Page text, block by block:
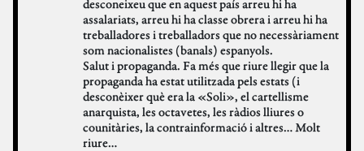
desconeixeu que en aquest país arreu hi ha
assalariats, arreu hi ha classe obrera i arreu hi ha
treballadores i treballadors que no necessàriament
som nacionalistes (banals) espanyols.
Salut i propaganda. Fa més que riure llegir que la
propaganda ha estat utilitzada pels estats (i
desconèixer què era la «Soli», el cartellisme
anarquista, les octavetes, les ràdios lliures o
counitàries, la contrainformació i altres… Molt
riure…